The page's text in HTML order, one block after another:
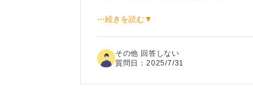
はあまり触れていないので、今
⋯続きを読む▼
その他 回答しない
質問日：2025/7/31